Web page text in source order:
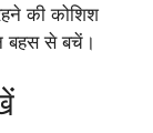
की कोशिश
बहस से बचें।